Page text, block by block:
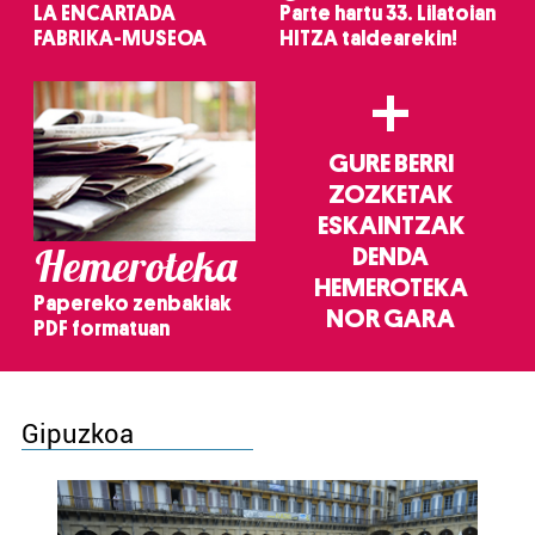
LA ENCARTADA
FABRIKA-MUSEOA
Parte hartu 33. Lilatoian
HITZA taldearekin!
Hemeroteka
Papereko zenbakiak
PDF formatuan
+
GURE BERRI
ZOZKETAK
ESKAINTZAK
DENDA
HEMEROTEKA
NOR GARA
Gipuzkoa